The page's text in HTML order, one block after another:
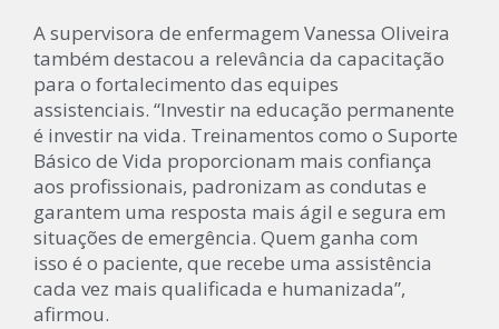
A supervisora de enfermagem Vanessa Oliveira
também destacou a relevância da capacitação
para o fortalecimento das equipes
assistenciais. “Investir na educação permanente
é investir na vida. Treinamentos como o Suporte
Básico de Vida proporcionam mais confiança
aos profissionais, padronizam as condutas e
garantem uma resposta mais ágil e segura em
situações de emergência. Quem ganha com
isso é o paciente, que recebe uma assistência
cada vez mais qualificada e humanizada”,
afirmou.